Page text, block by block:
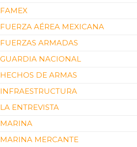
FAMEX
FUERZA AÉREA MEXICANA
FUERZAS ARMADAS
GUARDIA NACIONAL
HECHOS DE ARMAS
INFRAESTRUCTURA
LA ENTREVISTA
MARINA
MARINA MERCANTE